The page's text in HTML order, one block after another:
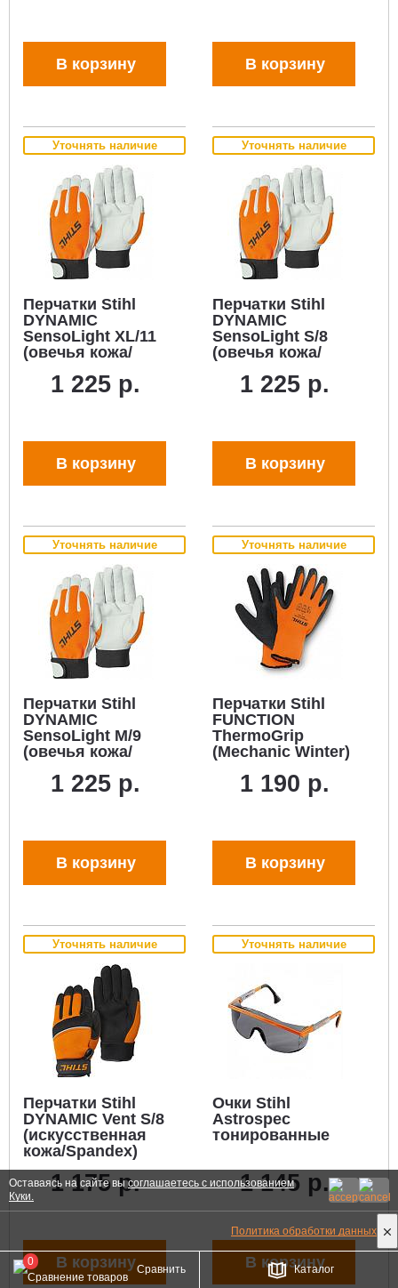
В корзину В корзину
Уточнять наличие
Перчатки Stihl
DYNAMIC
SensoLight XL/11
(овечья кожа/
1 225 р.
В корзину
Уточнять наличие
Перчатки Stihl
DYNAMIC
SensoLight S/8
(овечья кожа/
1 225 р.
В корзину
Уточнять наличие
Перчатки Stihl
DYNAMIC
SensoLight M/9
(овечья кожа/
1 225 р.
В корзину
Уточнять наличие
Перчатки Stihl
FUNCTION
ThermoGrip
(Mechanic Winter)
холода (трикотаж
с латексным
1 190 р.
В корзину
Уточнять наличие
Перчатки Stihl
DYNAMIC Vent S/8
(искусственная
кожа/Spandex)
1 175 р.
В корзину
Уточнять наличие
Очки Stihl
Astrospec
тонированные
1 145 р.
В корзину
Каталог
Сравнить
0
Политика обработки данных
Оставаясь на сайте высоглашаетесь с использованием
Куки.